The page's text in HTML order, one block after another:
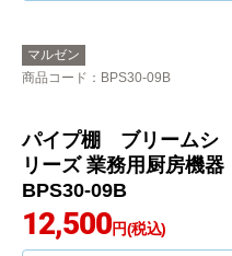
パイプ棚 ブリームシ
リーズ 業務用厨房機器
BPS30-07B
11,100 円(税込)
商品詳細はこちら
マルゼン